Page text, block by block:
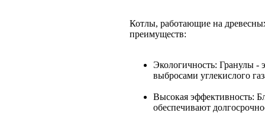
Котлы, работающие на
преимуществ:
Экологичность: Гранулы -
выбросами углекислого
Высокая эффективность:
обеспечивают